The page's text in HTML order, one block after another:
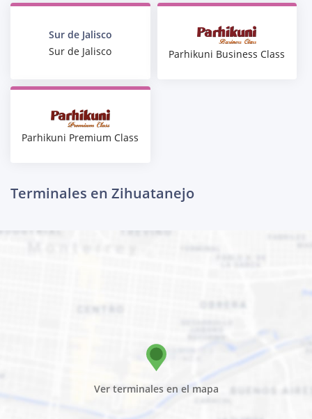
Sur de Jalisco
Sur de Jalisco
Parhikuni Business Class
Parhikuni Premium Class
Terminales en Zihuatanejo
Ver terminales en el mapa